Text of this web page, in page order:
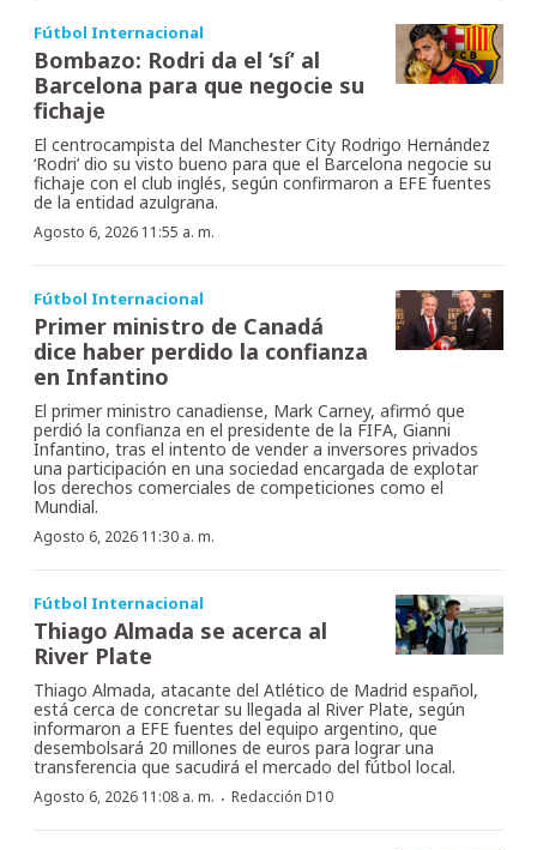
Fútbol Internacional
Bombazo: Rodri da el ‘sí’ al
Barcelona para que negocie su
fichaje
El centrocampista del Manchester City Rodrigo Hernández
‘Rodri’ dio su visto bueno para que el Barcelona negocie su
fichaje con el club inglés, según confirmaron a EFE fuentes
de la entidad azulgrana.
Agosto 6, 2026 11:55 a. m.
Fútbol Internacional
Primer ministro de Canadá
dice haber perdido la confianza
en Infantino
El primer ministro canadiense, Mark Carney, afirmó que
perdió la confianza en el presidente de la FIFA, Gianni
Infantino, tras el intento de vender a inversores privados
una participación en una sociedad encargada de explotar
los derechos comerciales de competiciones como el
Mundial.
Agosto 6, 2026 11:30 a. m.
Fútbol Internacional
Thiago Almada se acerca al
River Plate
Thiago Almada, atacante del Atlético de Madrid español,
está cerca de concretar su llegada al River Plate, según
informaron a EFE fuentes del equipo argentino, que
desembolsará 20 millones de euros para lograr una
transferencia que sacudirá el mercado del fútbol local.
Agosto 6, 2026 11:08 a. m. · Redacción D10